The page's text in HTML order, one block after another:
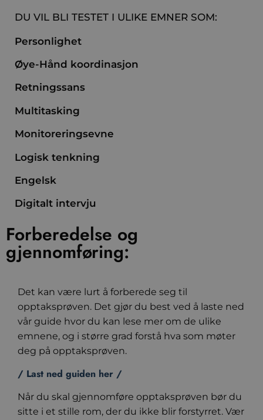
DU VIL BLI TESTET I ULIKE EMNER SOM:
Personlighet
Øye-Hånd koordinasjon
Retningssans
Multitasking
Monitoreringsevne
Logisk tenkning
Engelsk
Digitalt intervju
Forberedelse og
gjennomføring:​
Det kan være lurt å forberede seg til
opptaksprøven. Det gjør du best ved å laste ned
vår guide hvor du kan lese mer om de ulike
emnene, og i større grad forstå hva som møter
deg på opptaksprøven.
/ Last ned guiden her /
Når du skal gjennomføre opptaksprøven bør du
sitte i et stille rom, der du ikke blir forstyrret. Vær